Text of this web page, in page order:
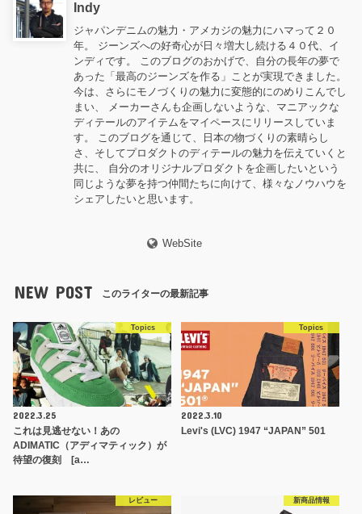
Indy
ジャパンデニムの魅力・アメカジの魅力にハマって２０
年。 ジーンズへの好奇心が日々増大し続ける４０代、イ
ンディです。 このブログのおかげで、自分の長年の夢で
あった「最高のジーンズを作る」ことが実現できました。
今は、さらにモノづくりの魅力に変態的にのめりこんでし
まい、 メーカーさんも企画しないような、マニアックな
ディテールのアイテムをマイペースにリリースしていま
す。 このブログを通じて、日本の物づくりの素晴らし
さ、そしてプロダクトのディテールの魅力を伝えていくと
共に、 自分のオリジナルプロダクトを企画したいという
同じような夢を持つ仲間たちに向けて、様々なノウハウを
シェアしたいと思います。
WebSite
NEW POST このライターの最新記事
Topics
2022.3.25
これは見逃せない！あの
ADIMATIC（アディマティック）が
待望の復刻 [a…
Topics
2022.3.10
Levi's (LVC) 1947 “JAPAN” 501
レビュー 新商品情報